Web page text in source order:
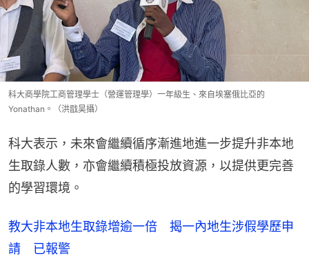
科大商學院工商管理學士（營運管理學）一年級生、來自埃塞俄比亞的
Yonathan。（洪戩昊攝）
科大表示，未來會繼續循序漸進地進一步提升非本地
生取錄人數，亦會繼續積極投放資源，以提供更完善
的學習環境。
教大非本地生取錄增逾一倍 揭一內地生涉假學歷申
請 已報警